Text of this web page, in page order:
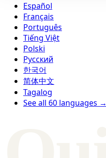
Español
Français
Português
Tiếng Việt
Polski
Русский
한국어
简体中文
Tagalog
See all 60 languages →